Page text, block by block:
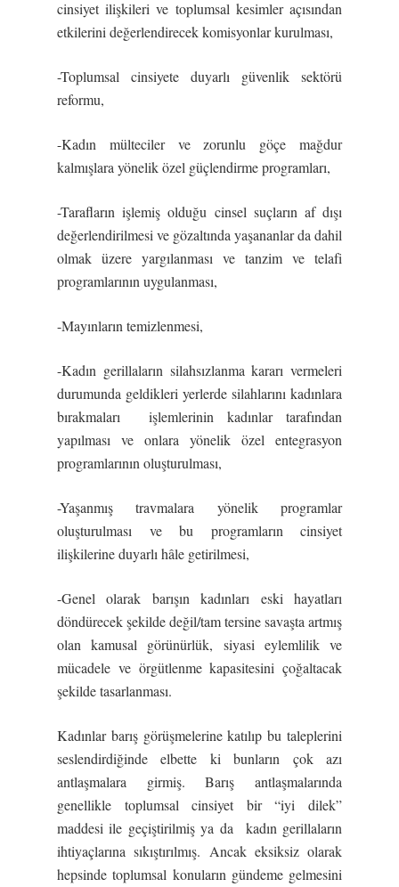
cinsiyet ilişkileri ve toplumsal kesimler açısından
etkilerini değerlendirecek komisyonlar kurulması,
-Toplumsal cinsiyete duyarlı güvenlik sektörü
reformu,
-Kadın mülteciler ve zorunlu göçe mağdur
kalmışlara yönelik özel güçlendirme programları,
-Tarafların işlemiş olduğu cinsel suçların af dışı
değerlendirilmesi ve gözaltında yaşananlar da dahil
olmak üzere yargılanması ve tanzim ve telafi
programlarının uygulanması,
-Mayınların temizlenmesi,
-Kadın gerillaların silahsızlanma kararı vermeleri
durumunda geldikleri yerlerde silahlarını kadınlara
bırakmaları işlemlerinin kadınlar tarafından
yapılması ve onlara yönelik özel entegrasyon
programlarının oluşturulması,
-Yaşanmış travmalara yönelik programlar
oluşturulması ve bu programların cinsiyet
ilişkilerine duyarlı hâle getirilmesi,
-Genel olarak barışın kadınları eski hayatları
döndürecek şekilde değil/tam tersine savaşta artmış
olan kamusal görünürlük, siyasi eylemlilik ve
mücadele ve örgütlenme kapasitesini çoğaltacak
şekilde tasarlanması.
Kadınlar barış görüşmelerine katılıp bu taleplerini
seslendirdiğinde elbette ki bunların çok azı
antlaşmalara girmiş. Barış antlaşmalarında
genellikle toplumsal cinsiyet bir “iyi dilek”
maddesi ile geçiştirilmiş ya da kadın gerillaların
ihtiyaçlarına sıkıştırılmış. Ancak eksiksiz olarak
hepsinde toplumsal konuların gündeme gelmesini